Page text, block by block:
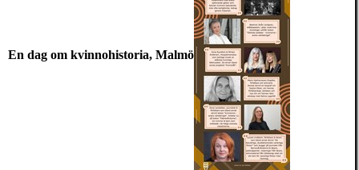
En dag om kvinnohistoria, Malmö